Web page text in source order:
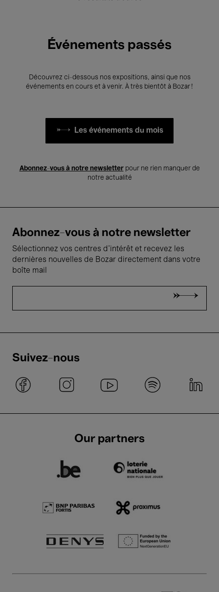
Événements passés
Découvrez ci-dessous nos expositions, ainsi que nos
événements en cours et à venir. À très bientôt à Bozar !
Les événements du mois
Abonnez-vous à notre newsletterpour ne rien manquer de
notre actualité
Abonnez-vous à notre newsletter
Sélectionnez vos centres d'intérêt et recevez les
dernières nouvelles de Bozar directement dans votre
boîte mail
Suivez-nous
Our partners